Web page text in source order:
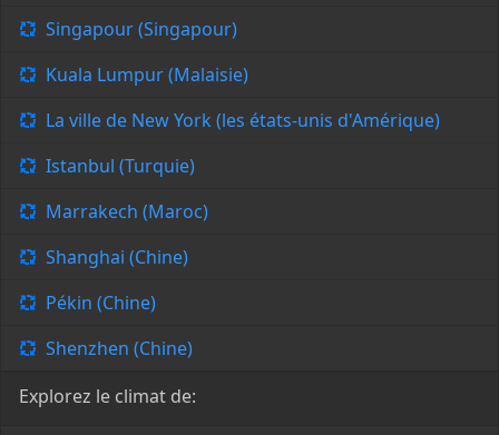
Singapour (Singapour)
Kuala Lumpur (Malaisie)
La ville de New York (les états-unis d'Amérique)
Istanbul (Turquie)
Marrakech (Maroc)
Shanghai (Chine)
Pékin (Chine)
Shenzhen (Chine)
Explorez le climat de: